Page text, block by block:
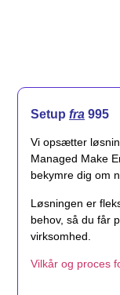
Setup fra 995
Vi opsætter
Managed Make
bekymre dig om
Løsningen er
behov, så du får
virksomhed.
Vilkår og proces